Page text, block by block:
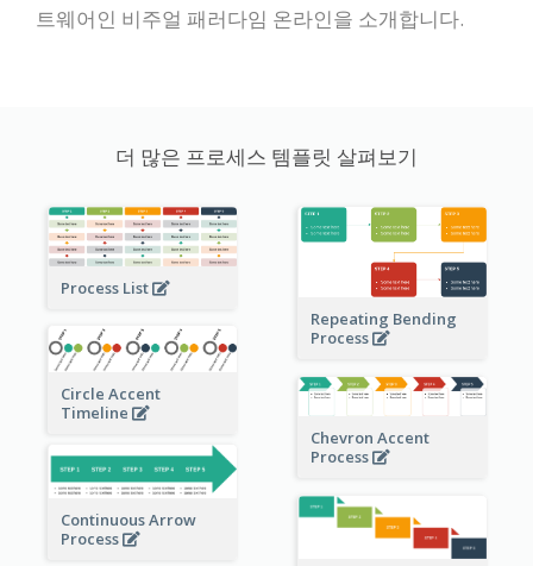
트웨어인 비주얼 패러다임 온라인을 소개합니다.
더 많은 프로세스 템플릿 살펴보기
Process List
Repeating Bending
Process
Circle Accent
Timeline
Chevron Accent
Process
Continuous Arrow
Process